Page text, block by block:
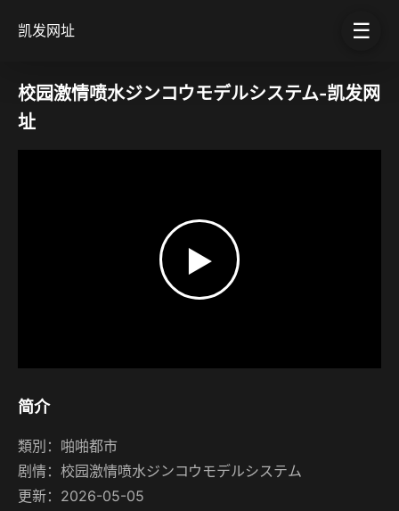
凯发网址 ☰
校园激情喷水ジンコウモデルシステム-凯发网
址
▶
简介
類別： 啪啪都市
剧情： 校园激情喷水ジンコウモデルシステム
更新：2026-05-05